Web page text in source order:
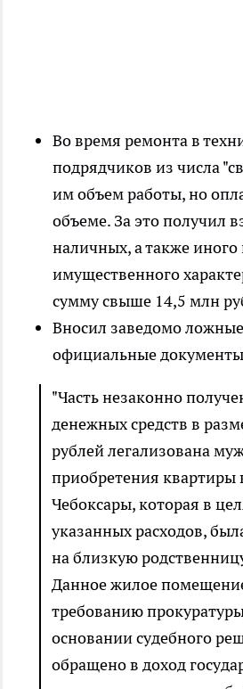
Во время ремонта в
подрядчиков из числа
им объем работы, но
объеме. За это получил
наличных, а также иного
имущественного
сумму свыше 14,5 млн
Вносил заведомо
официальные
"Часть незаконно
денежных средств в
рублей легализована
приобретения квартиры
Чебоксары, которая в
указанных расходов,
на близкую
Данное жилое
требованию
основании судебного
обращено в доход